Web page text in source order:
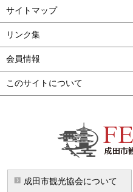
サイトマップ
リンク集
会員情報
このサイトについて
FEEL成田 成
成田市観光協会について